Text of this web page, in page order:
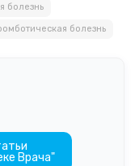
болезнь
болезнь
Врача"